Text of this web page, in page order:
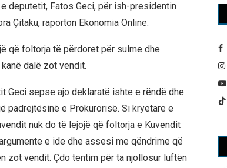
deputetit, Fatos Geci, për ish-presidentin
Çitaku, raporton Ekonomia Online.
që foltorja të përdoret për sulme dhe
dalë zot vendit.
Geci sepse ajo deklaratë ishte e rëndë dhe
padrejtësinë e Prokurorisë. Si kryetare e
nuk do të lejojë që foltorja e Kuvendit
e ide dhe assesi me qëndrime që
zot vendit. Çdo tentim për ta njollosur luftën